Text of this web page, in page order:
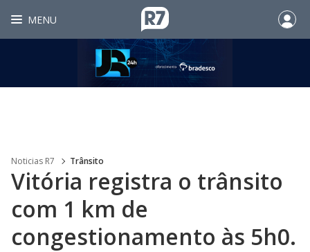
MENU
Noticias R7 Trânsito
Vitória registra o trânsito
com 1 km de
congestionamento às 5h0.